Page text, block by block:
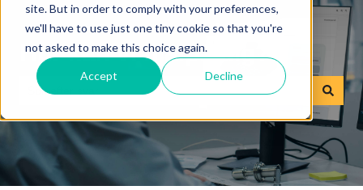
site. But in order to comply with your preferences,
we'll have to use just one tiny cookie so that you're
not asked to make this choice again.
Accept Decline
Hur kan vi hjälpa dig?